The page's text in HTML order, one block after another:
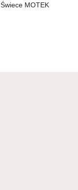
Świece MOTEK